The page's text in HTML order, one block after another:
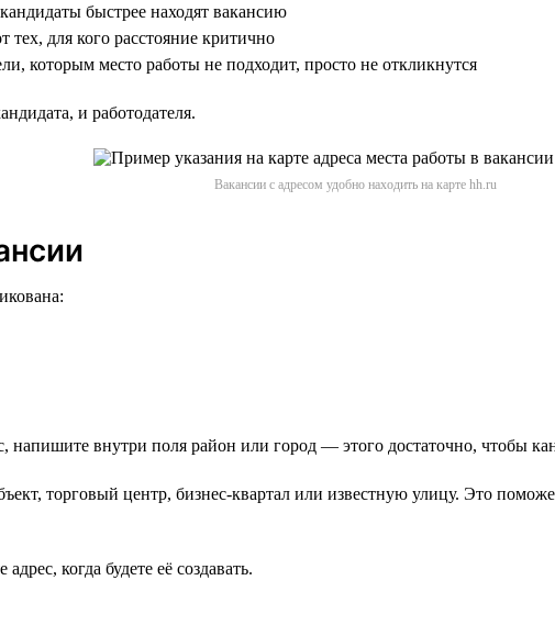
быстрее находят вакансию
тех, для кого расстояние критично
которым место работы не подходит, просто не откликнутся
и работодателя.
Вакансии с адресом удобно находить на карте hh.ru
напишите внутри поля район или город — этого достаточно, чтобы
торговый центр, бизнес-квартал или известную улицу. Это
когда будете её создавать.